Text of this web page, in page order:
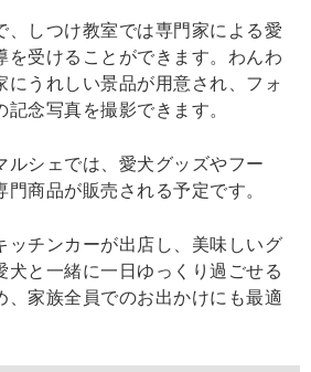
、しつけ教室では専門家による愛
を受けることができます。わんわ
にうれしい景品が用意され、フォ
記念写真を撮影できます。
ルシェでは、愛犬グッズやフー
門商品が販売される予定です。
ッチンカーが出店し、美味しいグ
犬と一緒に一日ゆっくり過ごせる
、家族全員でのお出かけにも最適